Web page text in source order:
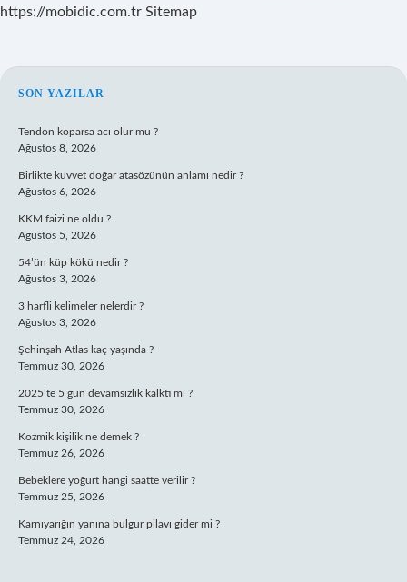
https://mobidic.com.tr Sitemap
SIDEBAR
SON YAZILAR
Tendon koparsa acı olur mu ?
Ağustos 8, 2026
Birlikte kuvvet doğar atasözünün anlamı nedir ?
Ağustos 6, 2026
KKM faizi ne oldu ?
Ağustos 5, 2026
54’ün küp kökü nedir ?
Ağustos 3, 2026
3 harfli kelimeler nelerdir ?
Ağustos 3, 2026
Şehinşah Atlas kaç yaşında ?
Temmuz 30, 2026
2025’te 5 gün devamsızlık kalktı mı ?
Temmuz 30, 2026
Kozmik kişilik ne demek ?
Temmuz 26, 2026
Bebeklere yoğurt hangi saatte verilir ?
Temmuz 25, 2026
Karnıyarığın yanına bulgur pilavı gider mi ?
Temmuz 24, 2026